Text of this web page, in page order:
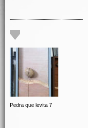
Pedra que levita 7